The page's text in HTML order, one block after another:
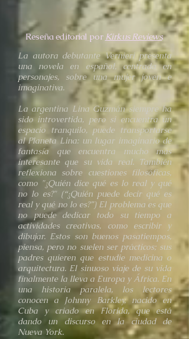
Reseña editorial por Kirkus Reviews:
La autora debutante Vernieri presenta
una novela en español, centrada en
personajes, sobre una mujer joven e
imaginativa.
La argentina Lina Guzmán siempre ha
sido introvertida, pero si encuentra un
espacio tranquilo, puede transportarse
al Planeta Lina: un lugar imaginario de
fantasía que encuentra mucho más
interesante que su vida real. También
reflexiona sobre cuestiones filosóficas,
como "¿Quién dice qué es lo real y qué
no lo es?" (“¿Quién puede decir qué es
real y qué no lo es?”) El problema es que
no puede dedicar todo su tiempo a
actividades creativas, como escribir y
dibujar. Estos son buenos pasatiempos,
piensa, pero no suelen ser prácticos; sus
padres quieren que estudie medicina o
arquitectura. El sinuoso viaje de su vida
finalmente la lleva a Europa y África. En
una historia paralela, los lectores
conocen a Johnny Barkley, nacido en
Cuba y criado en Florida, que está
dando un discurso en la ciudad de
Nueva York.